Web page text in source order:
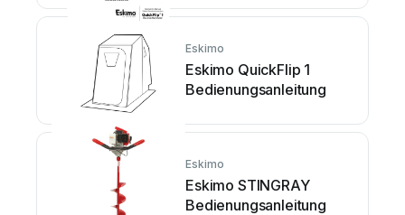
Eskimo
Eskimo QuickFlip 1
Bedienungsanleitung
Eskimo
Eskimo STINGRAY
Bedienungsanleitung